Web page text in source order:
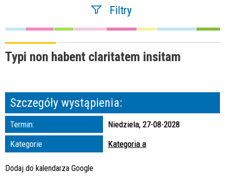
Filtry
Trwające w
zakresie
Miejsce
Typi non habent claritatem insitam
Szczegóły wystąpienia:
Termin:
Niedziela, 27-08-2028
Kategorie
Kategoria a
Dodaj do kalendarza Google